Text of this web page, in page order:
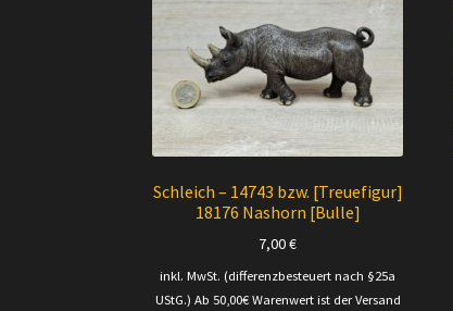
Schleich – 14743 bzw. [Treuefigur]
18176 Nashorn [Bulle]
7,00€
inkl. MwSt. (differenzbesteuert nach §25a
UStG.) Ab 50,00€ Warenwert ist der Versand